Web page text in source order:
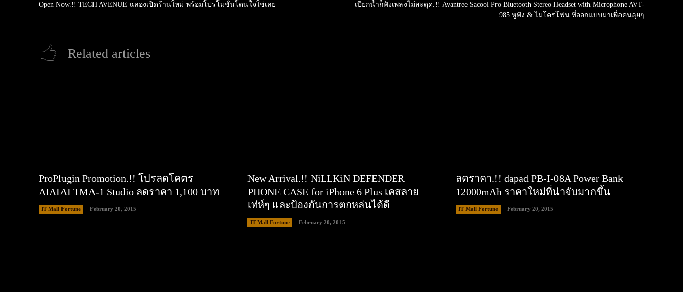
Open Now.!! TECH AVENUE ฉลองเปิดร้านใหม่ พร้อมโปรโมชั่นโดนใจใช่เลย
เปียกน้ำก็ฟังเพลงไม่สะดุด.!! Avantree Sacool Pro Bluetooth Stereo Headset with Microphone AVT-
985 หูฟัง & ไมโครโฟน ที่ออกแบบมาเพื่อคนลุยๆ
Related articles
ProPlugin Promotion.!! โปรลดโคตร
AIAIAI TMA-1 Studio ลดราคา 1,100 บาท
IT Mall Fortune February 20, 2015
New Arrival.!! NiLLKiN DEFENDER
PHONE CASE for iPhone 6 Plus เคสลาย
เท่ห์ๆ และป้องกันการตกหล่นได้ดี
IT Mall Fortune February 20, 2015
ลดราคา.!! dapad PB-I-08A Power Bank
12000mAh ราคาใหม่ที่น่าจับมากขึ้น
IT Mall Fortune February 20, 2015